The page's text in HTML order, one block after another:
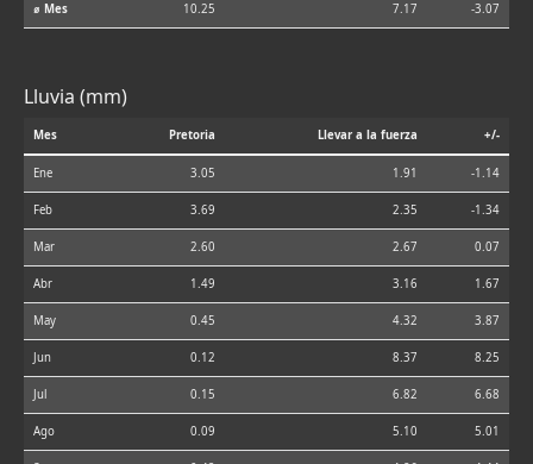
⌀ Mes 10.25 7.17 -3.07
Lluvia (mm)
Mes Pretoria Llevar a la fuerza +/-
Ene 3.05 1.91 -1.14
Feb 3.69 2.35 -1.34
Mar 2.60 2.67 0.07
Abr 1.49 3.16 1.67
May 0.45 4.32 3.87
Jun 0.12 8.37 8.25
Jul 0.15 6.82 6.68
Ago 0.09 5.10 5.01